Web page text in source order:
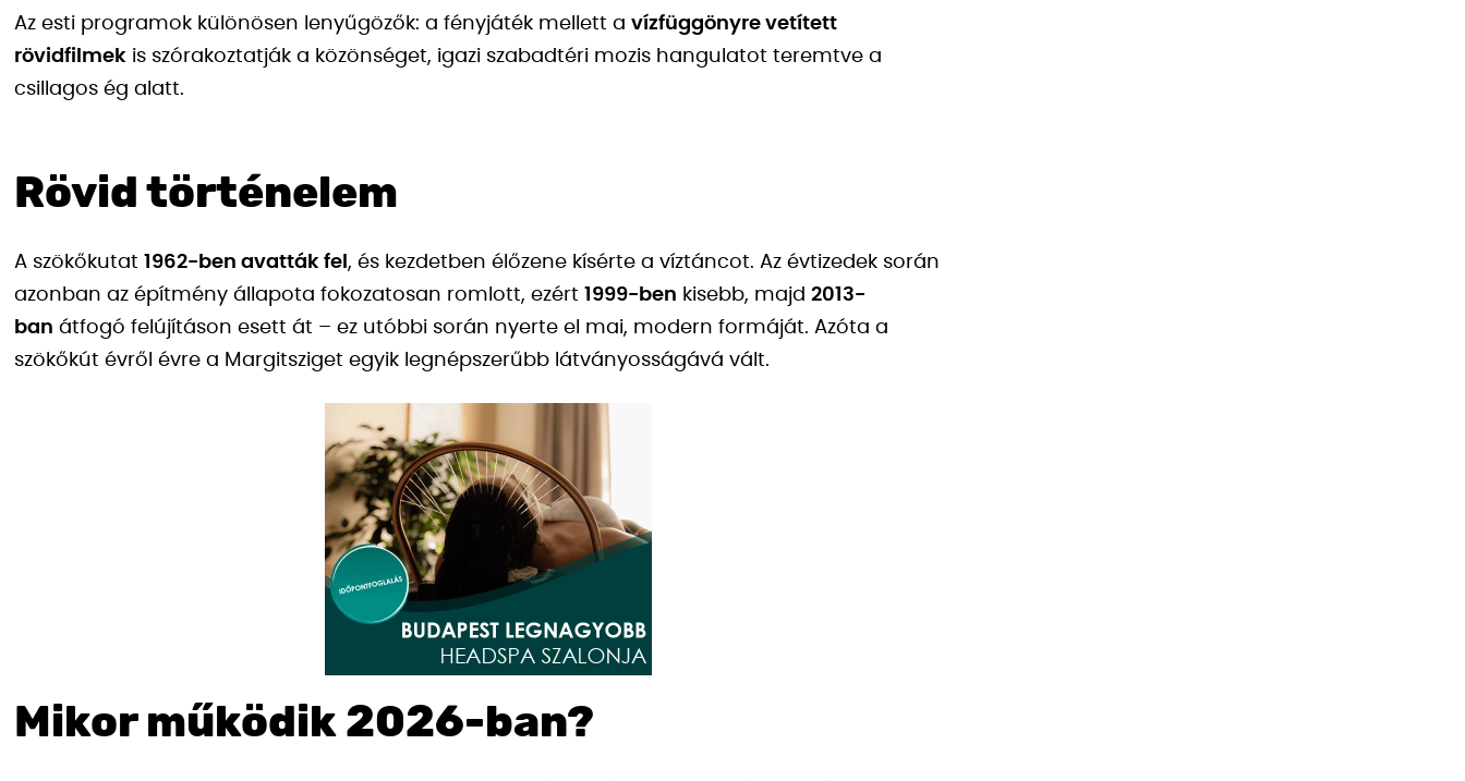
Az esti programok különösen lenyűgözők: a fényjáték mellett a vízfüggönyre vetített
rövidfilmek is szórakoztatják a közönséget, igazi szabadtéri mozis hangulatot teremtve a
csillagos ég alatt.
Rövid történelem
A szökőkutat 1962-ben avatták fel , és kezdetben élőzene kísérte a víztáncot. Az évtizedek során
azonban az építmény állapota fokozatosan romlott, ezért 1999-ben kisebb, majd 2013-
ban átfogó felújításon esett át – ez utóbbi során nyerte el mai, modern formáját. Azóta a
szökőkút évről évre a Margitsziget egyik legnépszerűbb látványosságává vált.
Mikor működik 2026-ban?